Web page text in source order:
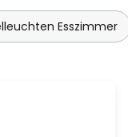
Esszimmer